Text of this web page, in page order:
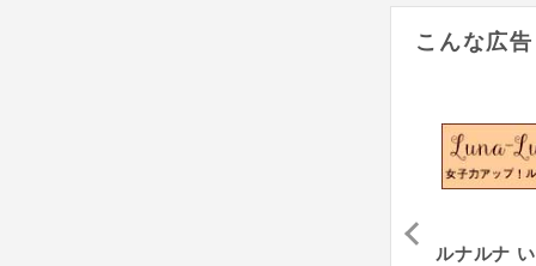
こんな広